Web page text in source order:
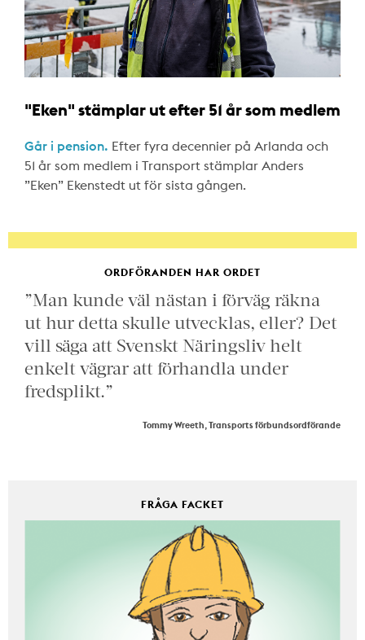
"Eken" stämplar ut efter 51 år som medlem
Går i pension. Efter fyra decennier på Arlanda och
51 år som medlem i Transport stämplar Anders
”Eken” Ekenstedt ut för sista gången.
ORDFÖRANDEN HAR ORDET
”Man kunde väl nästan i förväg räkna
ut hur detta skulle utvecklas, eller? Det
vill säga att Svenskt Näringsliv helt
enkelt vägrar att förhandla under
fredsplikt.”
Tommy Wreeth, Transports förbundsordförande
FRÅGA FACKET